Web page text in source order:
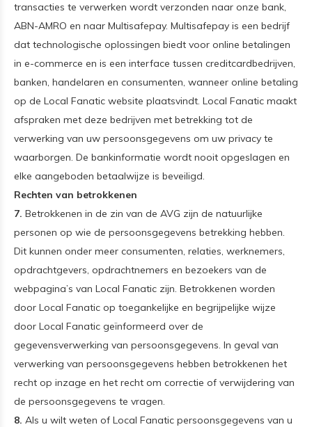
transacties te verwerken wordt verzonden naar onze bank,
ABN-AMRO en naar Multisafepay. Multisafepay is een bedrijf
dat technologische oplossingen biedt voor online betalingen
in e-commerce en is een interface tussen creditcardbedrijven,
banken, handelaren en consumenten, wanneer online betaling
op de Local Fanatic website plaatsvindt. Local Fanatic maakt
afspraken met deze bedrijven met betrekking tot de
verwerking van uw persoonsgegevens om uw privacy te
waarborgen. De bankinformatie wordt nooit opgeslagen en
elke aangeboden betaalwijze is beveiligd.
Rechten van betrokkenen
7. Betrokkenen in de zin van de AVG zijn de natuurlijke
personen op wie de persoonsgegevens betrekking hebben.
Dit kunnen onder meer consumenten, relaties, werknemers,
opdrachtgevers, opdrachtnemers en bezoekers van de
webpagina’s van Local Fanatic zijn. Betrokkenen worden
door Local Fanatic op toegankelijke en begrijpelijke wijze
door Local Fanatic geïnformeerd over de
gegevensverwerking van persoonsgegevens. In geval van
verwerking van persoonsgegevens hebben betrokkenen het
recht op inzage en het recht om correctie of verwijdering van
de persoonsgegevens te vragen.
8. Als u wilt weten of Local Fanatic persoonsgegevens van u